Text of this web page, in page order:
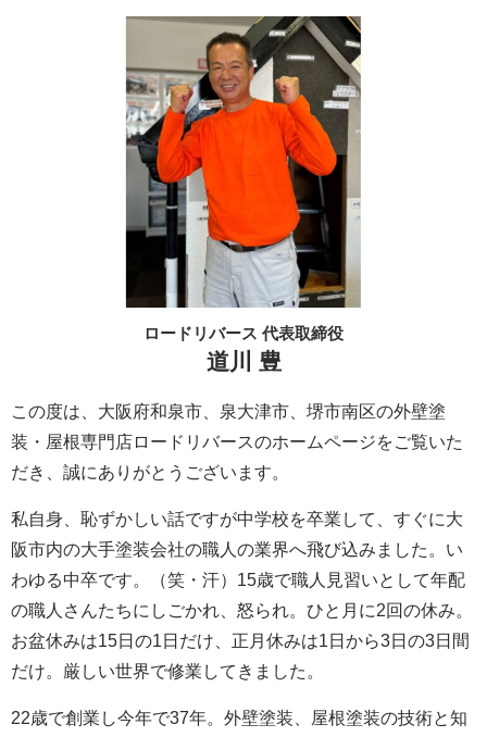
ロードリバース 代表取締役
道川 豊
この度は、大阪府和泉市、泉大津市、堺市南区の外壁塗
装・屋根専門店ロードリバースのホームページをご覧いた
だき、誠にありがとうございます。
私自身、恥ずかしい話ですが中学校を卒業して、すぐに大
阪市内の大手塗装会社の職人の業界へ飛び込みました。い
わゆる中卒です。（笑・汗）15歳で職人見習いとして年配
の職人さんたちにしごかれ、怒られ。ひと月に2回の休み。
お盆休みは15日の1日だけ、正月休みは1日から3日の3日間
だけ。厳しい世界で修業してきました。
22歳で創業し今年で37年。外壁塗装、屋根塗装の技術と知